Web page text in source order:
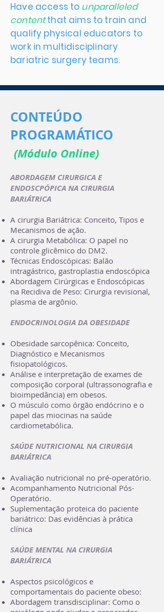
Have access to unparalleled
contentthat aims to train and
qualify physical educators to
work in multidisciplinary
bariatric surgery teams.
CONTEÚDO
PROGRAMÁTICO
(Módulo Online)
ABORDAGEM CIRURGICA E
ENDOSCPÓPICA NA CIRURGIA
BARIÁTRICA
A cirurgia Bariátrica: Conceito, Tipos e
Mecanismos de ação.​
A cirurgia Metabólica: O papel no
controle glicêmico do DM2.
Técnicas Endoscópicas: Balão
intragástrico, gastroplastia endoscópica
Abordagem Cirúrgicas e Endoscópicas
na Recidiva de Peso: Cirurgia revisional,
plasma de argônio.
ENDOCRINOLOGIA DA OBESIDADE
Obesidade sarcopênica: Conceito,
Diagnóstico e Mecanismos
fisiopatológicos.
Análise e interpretação de exames de
composição corporal (ultrassonografia e
bioimpedância) em obesos.
O músculo como órgão endócrino e o
papel das miocinas na saúde
cardiometabólica.
SAÚDE NUTRICIONAL NA CIRURGIA
BARIÁTRICA
Avaliação nutricional no pré-operatório.
Acompanhamento Nutricional Pós-
Operatório.​
Suplementação proteica do paciente
bariátrico: Das evidências à prática
clínica
SAÚDE MENTAL NA CIRURGIA
BARIÁTRICA
Aspectos psicológicos e
comportamentais do paciente obeso:
Abordagem transdisciplinar: Como o